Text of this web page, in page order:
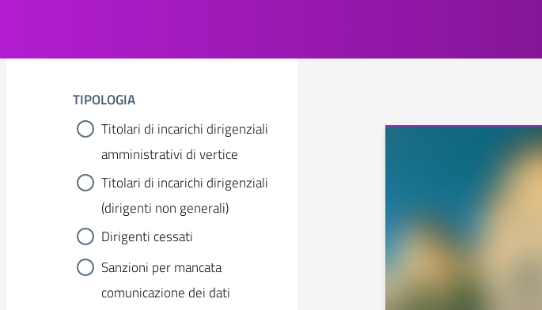
TIPOLOGIA
Titolari di incarichi dirigenziali
amministrativi di vertice
Titolari di incarichi dirigenziali
(dirigenti non generali)
Dirigenti cessati
Sanzioni per mancata
comunicazione dei dati